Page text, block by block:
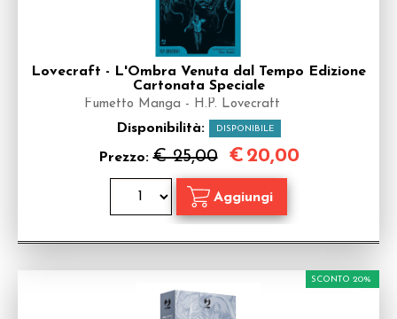
Lovecraft - L'Ombra Venuta dal Tempo Edizione
Cartonata Speciale
Fumetto Manga - H.P. Lovecraft
Disponibilità: DISPONIBILE
Prezzo:€ 25,00 € 20,00
SCONTO 20%